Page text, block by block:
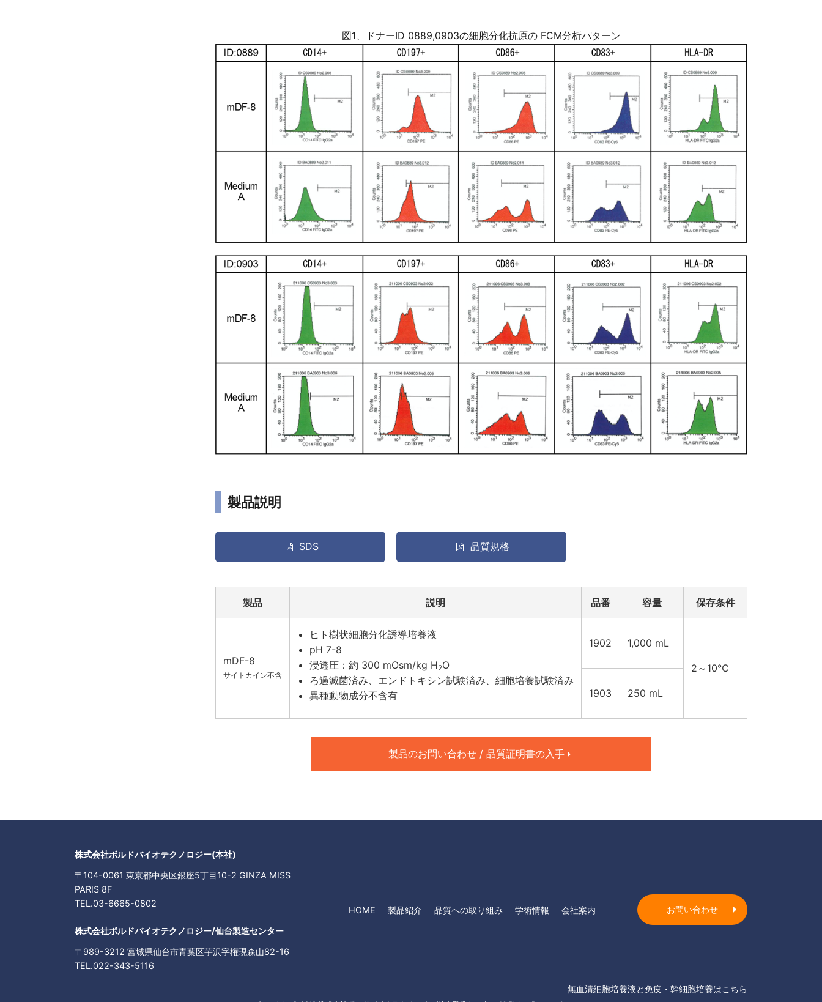
図1、ドナーID 0889,0903の細胞分化抗原の FCM分析パターン
製品説明
SDS 品質規格
製品 説明 品番 容量 保存条件
mDF-8
サイトカイン不含
ヒト樹状細胞分化誘導培養液
pH 7-8
浸透圧：約 300 mOsm/kg H2O
ろ過滅菌済み、エンドトキシン試験済み、細胞培養試験済み
異種動物成分不含有
1902 1,000 mL
2～10℃
1903 250 mL
製品のお問い合わせ / 品質証明書の入手
株式会社ボルドバイオテクノロジー(本社)
〒104-0061 東京都中央区銀座5丁目10-2 GINZA MISS
PARIS 8F
TEL.03-6665-0802
株式会社ボルドバイオテクノロジー/仙台製造センター
〒989-3212 宮城県仙台市青葉区芋沢字権現森山82-16
TEL.022-343-5116
HOME 製品紹介 品質への取り組み 学術情報 会社案内 お問い合わせ
無血清細胞培養液と免疫・幹細胞培養はこちら